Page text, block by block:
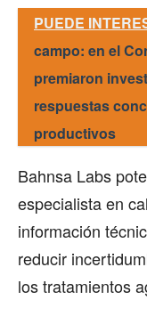
PUEDE
campo: en el
premiaron
respuestas
productivos
Bahnsa Labs
especialista en
información
reducir
los tratamientos